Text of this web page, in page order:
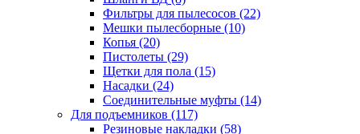
Фильтры для пылесосов (22)
Мешки пылесборные (10)
Копья (20)
Пистолеты (29)
Щетки для пола (15)
Насадки (24)
Соединительные муфты (14)
Для подъемников (117)
Резиновые накладки (58)